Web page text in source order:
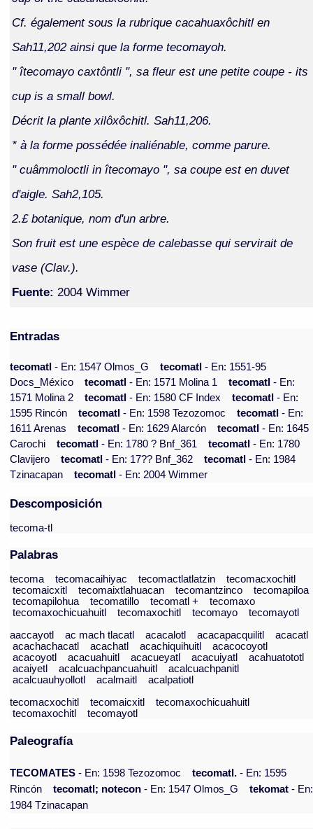
Cf. également sous la rubrique cacahuaxôchitl en
Sah11,202 ainsi que la forme tecomayoh.
" îtecomayo caxtôntli ", sa fleur est une petite coupe - its
cup is a small bowl.
Décrit la plante xilôxôchitl. Sah11,206.
* à la forme possédée inaliénable, comme parure.
" cuâmmoloctli in îtecomayo ", sa coupe est en duvet
d'aigle. Sah2,105.
2.£ botanique, nom d'un arbre.
Son fruit est une espèce de calebasse qui servirait de
vase (Clav.).
Fuente: 2004 Wimmer
Entradas
tecomatl- En: 1547 Olmos_G tecomatl- En: 1551-95
Docs_México
tecomatl- En: 1571 Molina 1 tecomatl- En:
1571 Molina 2
tecomatl- En: 1580 CF Index tecomatl- En:
1595 Rincón
tecomatl- En: 1598 Tezozomoc tecomatl- En:
1611 Arenas
tecomatl- En: 1629 Alarcón tecomatl- En: 1645
Carochi
tecomatl- En: 1780 ? Bnf_361 tecomatl- En: 1780
Clavijero
tecomatl- En: 17?? Bnf_362 tecomatl- En: 1984
Tzinacapan
tecomatl- En: 2004 Wimmer
Descomposición
tecoma-tl
Palabras
tecoma tecomacaihiyac tecomactlatlatzin
tecomacxochitl
tecomaicxitl
tecomaixtlahuacan tecomantzinco
tecomapiloa
tecomapilohua
tecomatillo tecomatl +
tecomaxo
tecomaxochicuahuitl
tecomaxochitl tecomayo
tecomayotl
aaccayotl
ac mach tlacatl acacalotl acacapacquilitl
acacatl
acachachacatl
acachatl acachiquihuitl
acacocoyotl
acacoyotl
acacuahuitl acacueyatl acacuiyatl
acahuatototl
acaiyetl
acalcuachpancuahuitl
acalcuachpanitl
acalcuauhyollotl
acalmaitl
acalpatiotl
tecomacxochitl
tecomaicxitl
tecomaxochicuahuitl
tecomaxochitl
tecomayotl
Paleografía
TECOMATES - En: 1598 Tezozomoc tecomatl. - En: 1595
Rincón
tecomatl; notecon - En: 1547 Olmos_G tekomat - En:
1984 Tzinacapan